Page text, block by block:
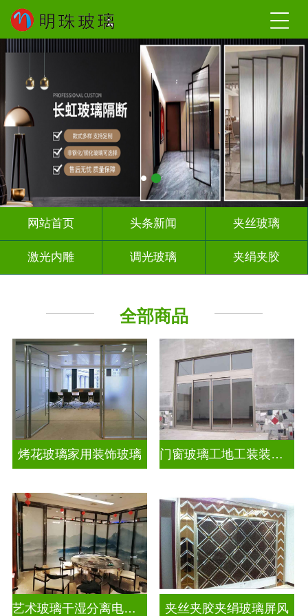
网站首页 头条新闻 夹丝玻璃
激光内雕 调光玻璃 夹绢夹胶
全部商品
烤花玻璃家用装饰玻璃 门窗玻璃工地工装装饰玻璃
艺术玻璃干湿分离电视玻璃背景墙 夹丝夹胶夹绢玻璃屏风